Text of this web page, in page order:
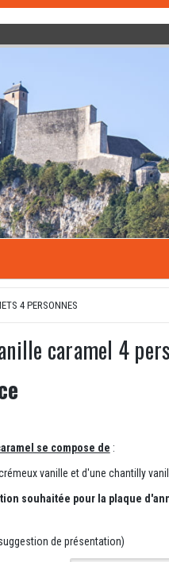
4 PERSONNES
caramel 4
se compose de :
vanille et d'une chantilly
souhaitée pour la plaque
de présentation)